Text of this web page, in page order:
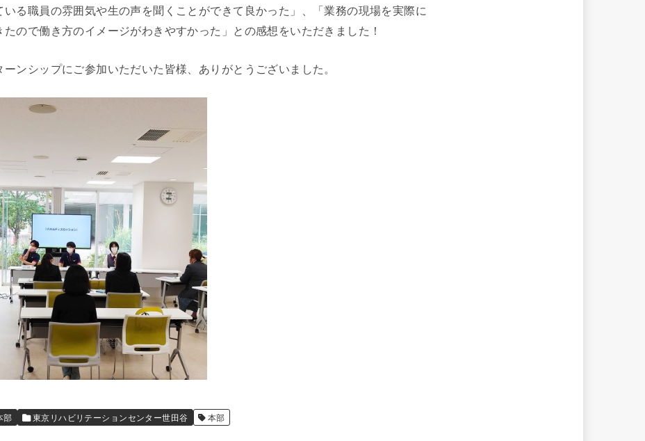
いる職員の雰囲気や生の声を聞くことができて良かった」、「業務の現場を実際に
たので働き方のイメージがわきやすかった」との感想をいただきました！
ンシップにご参加いただいた皆様、ありがとうございました。
部 東京リハビリテーションセンター世田谷 本部